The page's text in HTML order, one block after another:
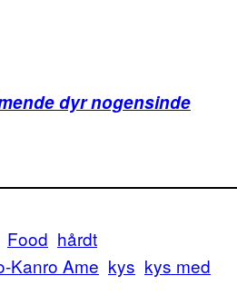
dyr nogensinde
Food hårdt
Kanro Ame kys kys med